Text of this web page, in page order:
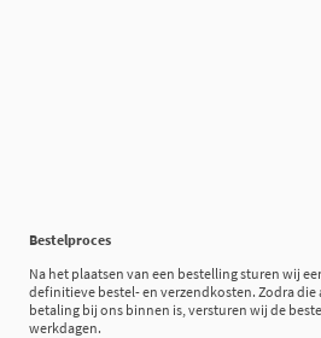
Bestelproces
Na het plaatsen van een bestelling sturen wij
definitieve bestel- en verzendkosten. Zodra die
betaling bij ons binnen is, versturen wij de
werkdagen.